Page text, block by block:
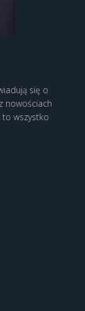
się o
nowościach
wszystko